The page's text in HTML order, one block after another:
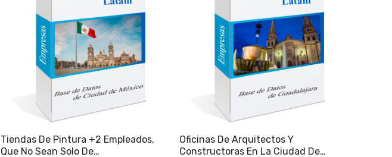
Tiendas De Pintura +2 Empleados,
Que No Sean Solo De
Oficinas De Arquitectos Y
Constructoras En La Ciudad De